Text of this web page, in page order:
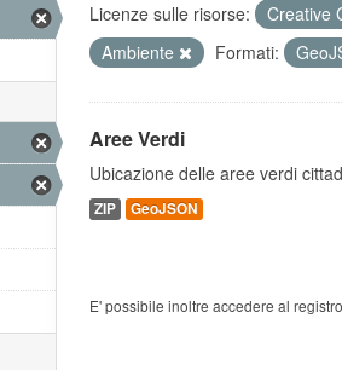
Licenze sulle risorse: Creative
Ambiente
Formati:
Aree Verdi
Ubicazione delle aree verdi
ZIP GeoJSON
E' possibile inoltre accedere al